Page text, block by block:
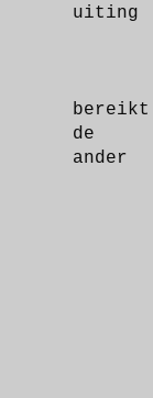
uiting
bereikt
de
ander